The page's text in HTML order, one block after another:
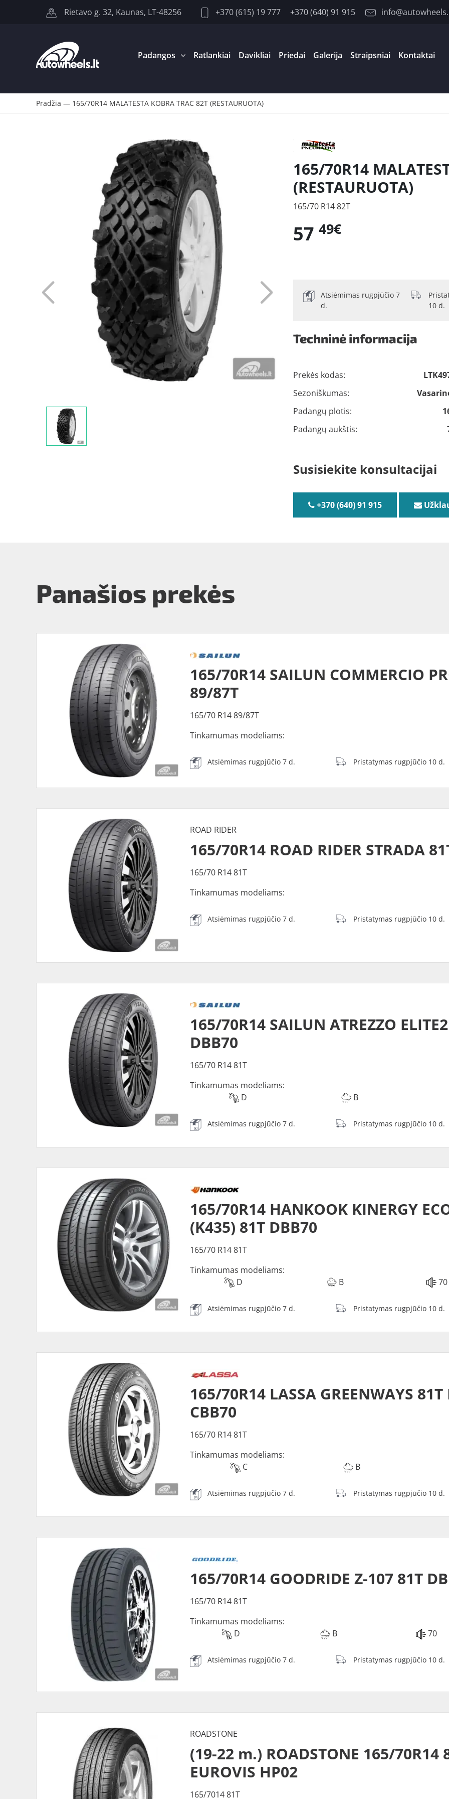
Rietavo g. 32, Kaunas, LT-48256 +370 (615) 19 777 +370 (640) 91 915
Padangos Ratlankiai Davikliai Priedai Galerija Straipsniai Kontaktai
Pradžia — 165/70R14 MALATESTA KOBRA TRAC 82T (RESTAURUOTA)
165/70R14
(RESTAURUOTA)
165/70 R14 82T
57 49€
Atsiėmimas rugpjūčio 7
d.
10 d.
Techninė informacija
Prekės kodas:
Sezoniškumas:
Padangų plotis:
Padangų aukštis:
Susisiekite konsultacijai
+370 (640) 91 915
Panašios prekės
165/70R14 SAILUN COMMERCIO
89/87T
165/70 R14 89/87T
Tinkamumas modeliams:
Atsiėmimas rugpjūčio 7 d. Pristatymas rugpjūčio 10 d.
ROAD RIDER
165/70R14 ROAD RIDER STRADA
165/70 R14 81T
Tinkamumas modeliams:
Atsiėmimas rugpjūčio 7 d. Pristatymas rugpjūčio 10 d.
165/70R14 SAILUN ATREZZO
DBB70
165/70 R14 81T
Tinkamumas modeliams:
D
B
Atsiėmimas rugpjūčio 7 d. Pristatymas rugpjūčio 10 d.
165/70R14 HANKOOK KINERGY
(K435) 81T DBB70
165/70 R14 81T
Tinkamumas modeliams:
D
B 70
Atsiėmimas rugpjūčio 7 d. Pristatymas rugpjūčio 10 d.
165/70R14 LASSA GREENWAYS 81T
CBB70
165/70 R14 81T
Tinkamumas modeliams:
C
B
Atsiėmimas rugpjūčio 7 d. Pristatymas rugpjūčio 10 d.
165/70R14 GOODRIDE Z-107 81T
165/70 R14 81T
Tinkamumas modeliams:
D
B 70
Atsiėmimas rugpjūčio 7 d. Pristatymas rugpjūčio 10 d.
ROADSTONE
(19-22 m.) ROADSTONE 165/70R14
EUROVIS HP02
165/7014 81T